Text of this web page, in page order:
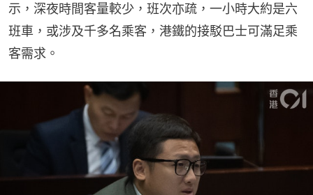
示，深夜時間客量較少，班次亦疏，一小時大約是六
班車，或涉及千多名乘客，港鐵的接駁巴士可滿足乘
客需求。